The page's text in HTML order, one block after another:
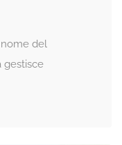
del
gestisce